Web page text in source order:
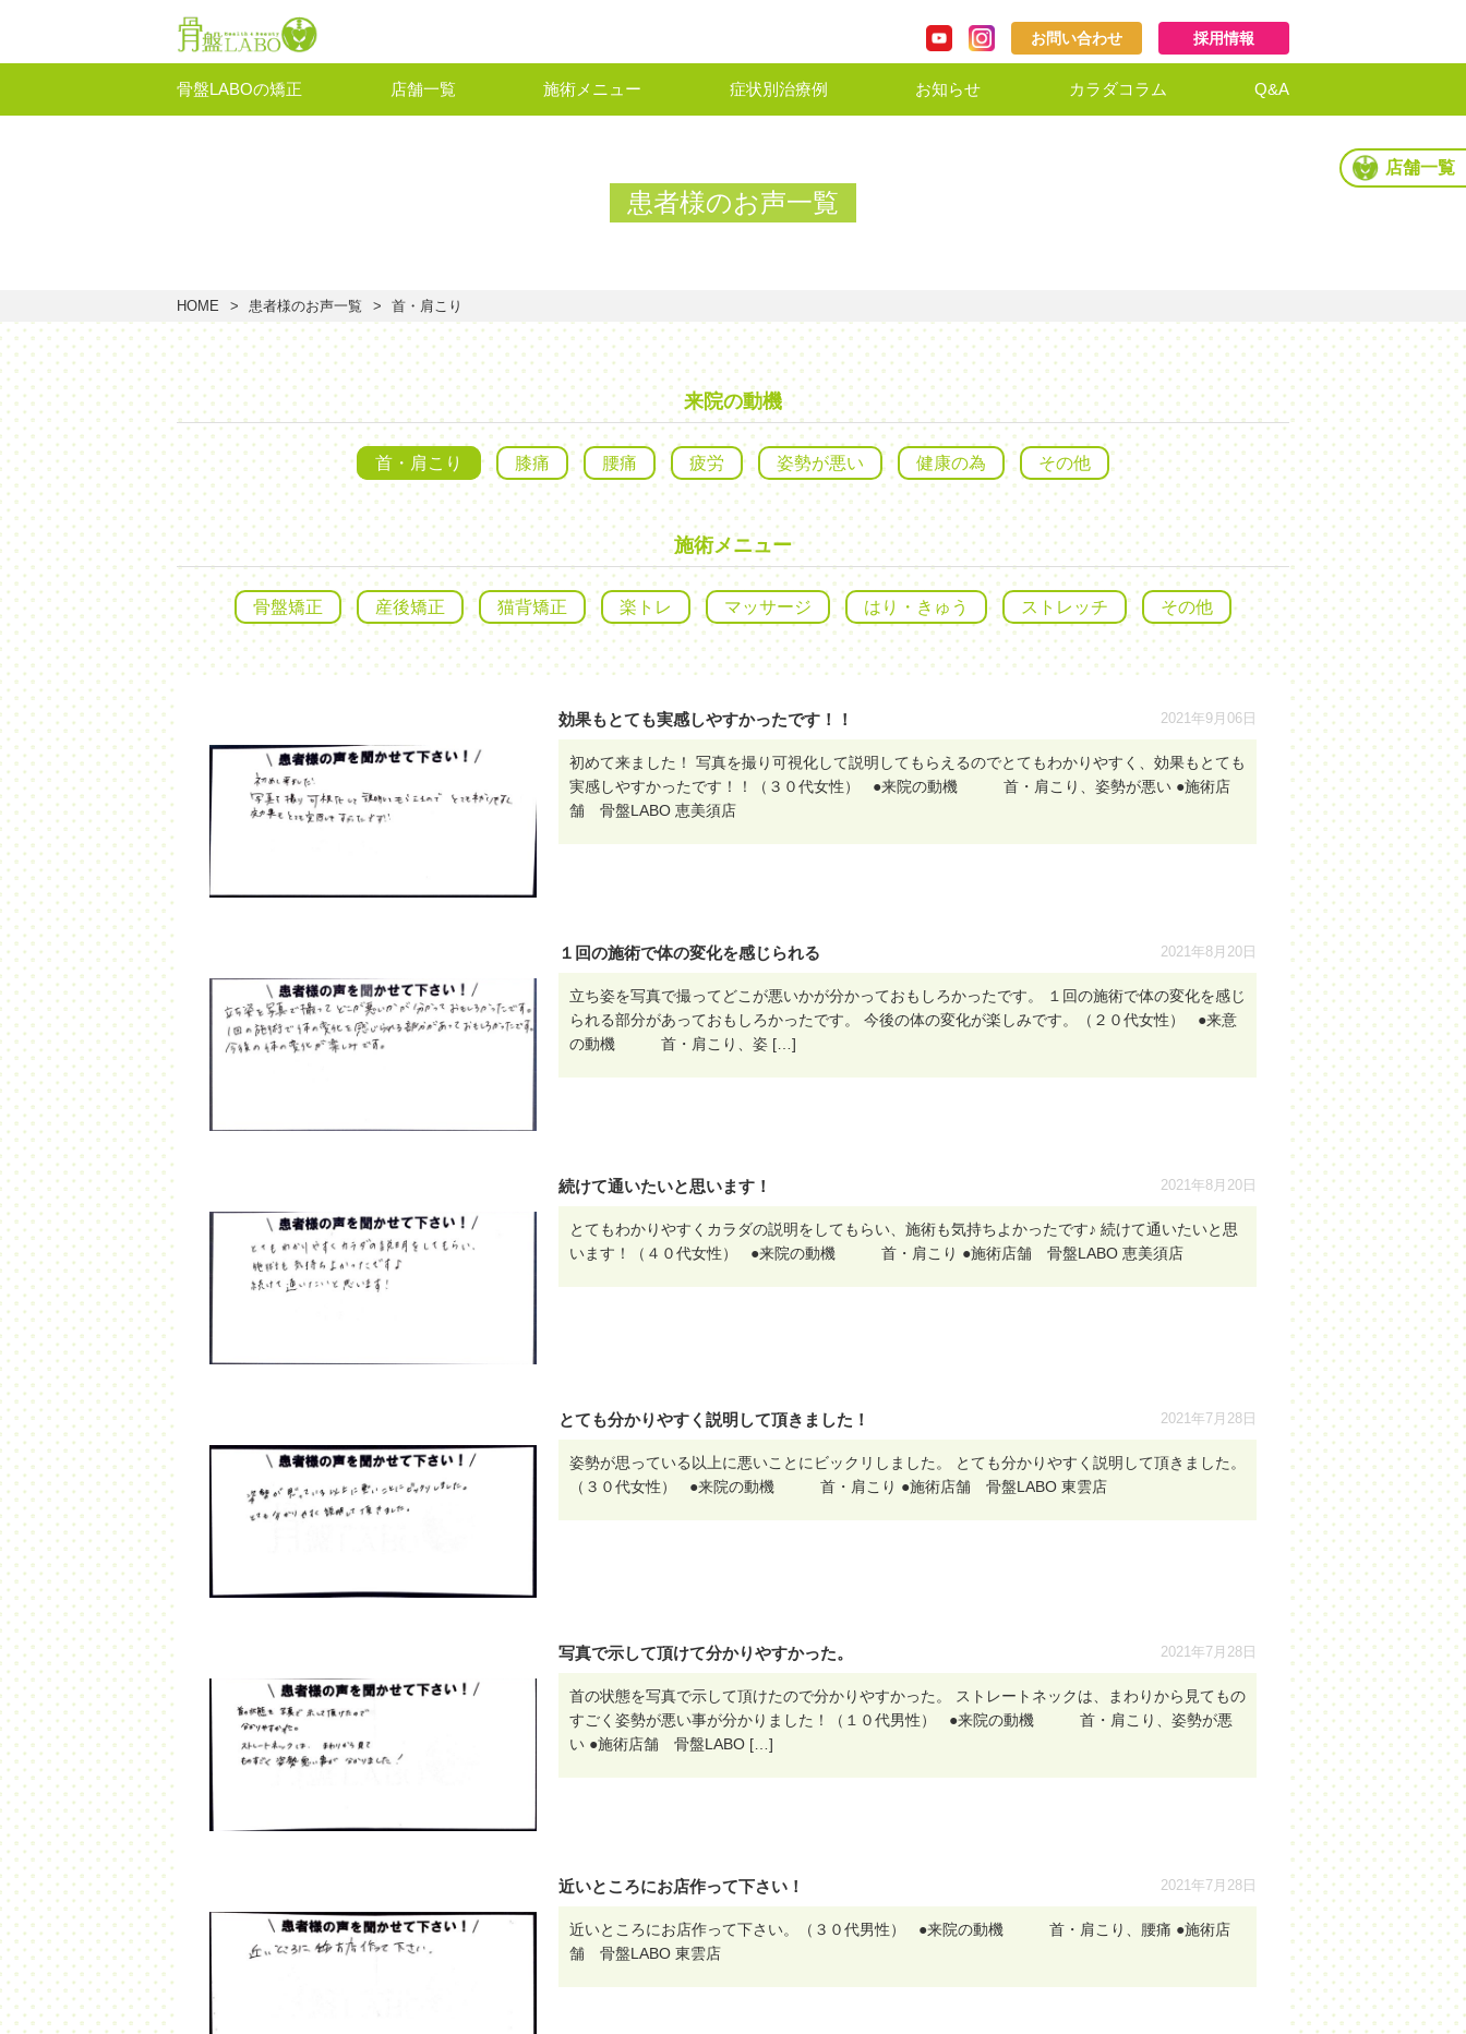
お問い合わせ 採用情報
骨盤LABOの矯正 店舗一覧 施術メニュー 症状別治療例 お知らせ カラダコラム Q&A
店舗一覧
患者様のお声一覧
HOME 患者様のお声一覧 首・肩こり
来院の動機
首・肩こり 膝痛 腰痛 疲労 姿勢が悪い 健康の為 その他
施術メニュー
骨盤矯正 産後矯正 猫背矯正 楽トレ マッサージ はり・きゅう ストレッチ その他
効果もとても実感しやすかったです！！ 2021年9月06日
初めて来ました！ 写真を撮り可視化して説明してもらえるのでとてもわかりやすく、効果もとても
実感しやすかったです！！（３０代女性） ●来院の動機 首・肩こり、姿勢が悪い ●施術店
舗 骨盤LABO 恵美須店
１回の施術で体の変化を感じられる 2021年8月20日
立ち姿を写真で撮ってどこが悪いかが分かっておもしろかったです。 １回の施術で体の変化を感じ
られる部分があっておもしろかったです。 今後の体の変化が楽しみです。（２０代女性） ●来意
の動機 首・肩こり、姿 […]
続けて通いたいと思います！ 2021年8月20日
とてもわかりやすくカラダの説明をしてもらい、施術も気持ちよかったです♪ 続けて通いたいと思
います！（４０代女性） ●来院の動機 首・肩こり ●施術店舗 骨盤LABO 恵美須店
とても分かりやすく説明して頂きました！ 2021年7月28日
姿勢が思っている以上に悪いことにビックリしました。 とても分かりやすく説明して頂きました。
（３０代女性） ●来院の動機 首・肩こり ●施術店舗 骨盤LABO 東雲店
写真で示して頂けて分かりやすかった。 2021年7月28日
首の状態を写真で示して頂けたので分かりやすかった。 ストレートネックは、まわりから見てもの
すごく姿勢が悪い事が分かりました！（１０代男性） ●来院の動機 首・肩こり、姿勢が悪
い ●施術店舗 骨盤LABO […]
近いところにお店作って下さい！ 2021年7月28日
近いところにお店作って下さい。（３０代男性） ●来院の動機 首・肩こり、腰痛 ●施術店
舗 骨盤LABO 東雲店